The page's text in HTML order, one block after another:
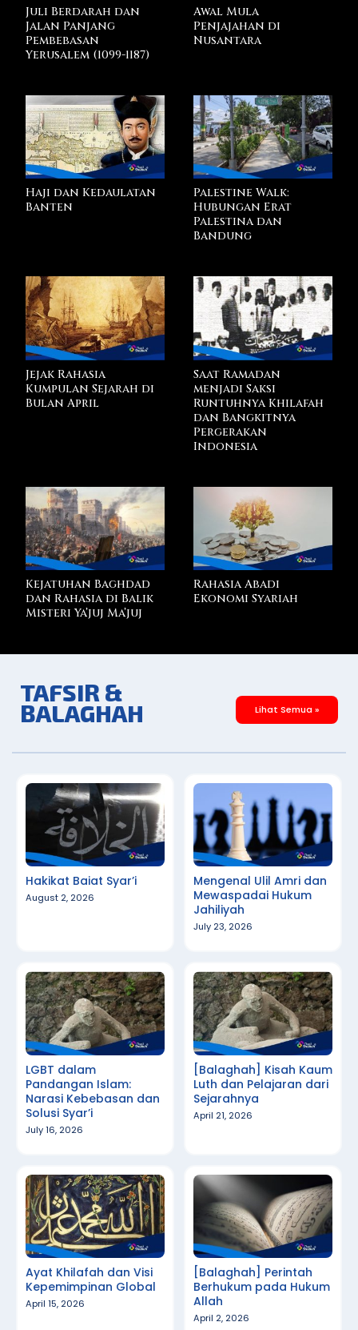
Juli Berdarah dan
Jalan Panjang
Pembebasan
Yerusalem (1099-1187)
Awal Mula
Penjajahan di
Nusantara
Haji dan Kedaulatan
Banten
Palestine Walk:
Hubungan Erat
Palestina dan
Bandung
Jejak Rahasia
Kumpulan Sejarah di
Bulan April
Saat Ramadan
menjadi Saksi
Runtuhnya Khilafah
dan Bangkitnya
Pergerakan
Indonesia
Kejatuhan Baghdad
dan Rahasia di Balik
Misteri Ya’juj Ma’juj
Rahasia Abadi
Ekonomi Syariah
TAFSIR &
BALAGHAH Lihat Semua »
Hakikat Baiat Syar’i
August 2, 2026
Mengenal Ulil Amri dan
Mewaspadai Hukum
Jahiliyah
July 23, 2026
LGBT dalam
Pandangan Islam:
Narasi Kebebasan dan
Solusi Syar’i
July 16, 2026
[Balaghah] Kisah Kaum
Luth dan Pelajaran dari
Sejarahnya
April 21, 2026
Ayat Khilafah dan Visi
Kepemimpinan Global
April 15, 2026
[Balaghah] Perintah
Berhukum pada Hukum
Allah
April 2, 2026